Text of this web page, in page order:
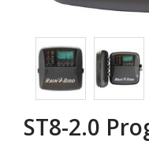
ST8-2.0